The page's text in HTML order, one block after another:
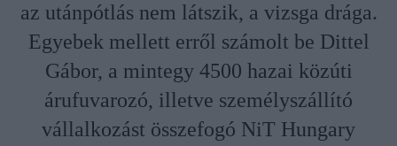
az utánpótlás nem látszik, a vizsga drága.
Egyebek mellett erről számolt be Dittel
Gábor, a mintegy 4500 hazai közúti
árufuvarozó, illetve személyszállító
vállalkozást összefogó NiT Hungary